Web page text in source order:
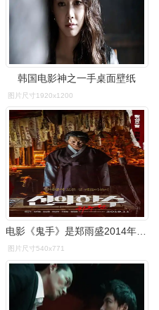
韩国电影神之一手桌面壁纸
图片尺寸1920x1200
电影《鬼手》是郑雨盛2014年主演的观影人次达到了356万的《神之一手
图片尺寸540x771